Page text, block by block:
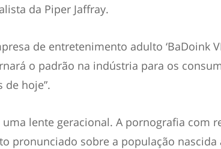
da Piper Jaffray.
de entretenimento adulto ‘BaDoink
o padrão na indústria para os
de hoje”.
uma lente geracional. A pornografia com
pronunciado sobre a população nascida